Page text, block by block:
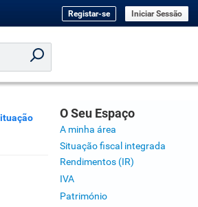
Registar-se Iniciar Sessão
O Seu Espaço
A minha área
Situação fiscal integrada
Rendimentos (IR)
IVA
Património